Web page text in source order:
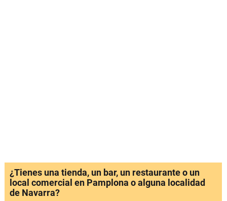
¿Tienes una tienda, un bar, un restaurante o un
local comercial en Pamplona o alguna localidad
de Navarra?